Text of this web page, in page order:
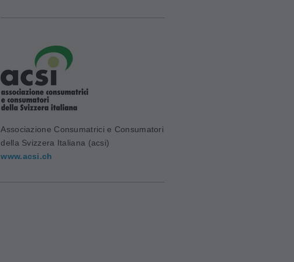
Associazione Consumatrici e Consumatori
della Svizzera Italiana (acsi)
www.acsi.ch